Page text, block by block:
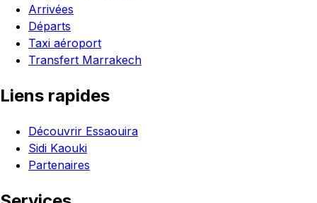
Arrivées
Départs
Taxi aéroport
Transfert Marrakech
Liens rapides
Découvrir Essaouira
Sidi Kaouki
Partenaires